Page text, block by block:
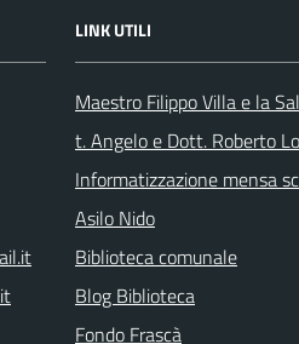
LINK UTILI
Maestro Filippo Villa e la
t. Angelo e Dott. Roberto
Informatizzazione mensa
Asilo Nido
Biblioteca comunale
Blog Biblioteca
Fondo Frascà